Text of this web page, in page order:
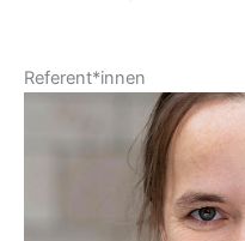
Referent*innen